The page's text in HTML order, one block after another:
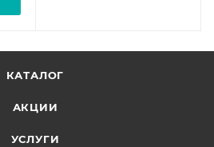
КАТАЛОГ
АКЦИИ
УСЛУГИ